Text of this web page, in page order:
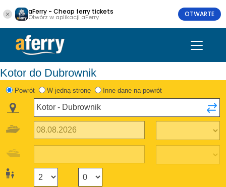
aFerry - Cheap ferry tickets
Otwórz w aplikacji aFerry OTWARTE
Kotor do Dubrownik
Powrót W jedną stronę Inne dane na powrót